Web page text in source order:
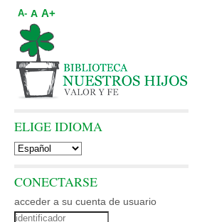
A- A A+
ELIGE IDIOMA
CONECTARSE
acceder a su cuenta de usuario